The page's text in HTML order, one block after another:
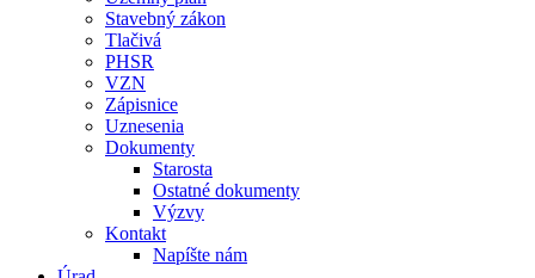
Stavebný zákon
Tlačivá
PHSR
VZN
Zápisnice
Uznesenia
Dokumenty
Starosta
Ostatné dokumenty
Výzvy
Kontakt
Napíšte nám